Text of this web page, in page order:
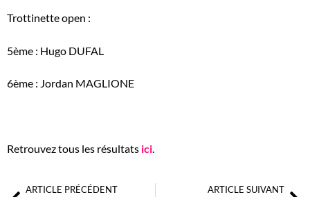
Trottinette open :
5ème : Hugo DUFAL
6ème : Jordan MAGLIONE
Retrouvez tous les résultats ici
ARTICLE PRÉCÉDENT
ARTICLE SUIVANT